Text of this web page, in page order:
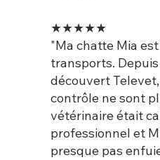
★★★★★
"Ma chatte Mia
transports.
découvert
contrôle ne sont
vétérinaire était
professionnel et
presque pas